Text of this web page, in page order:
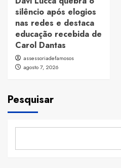
silêncio após elogios
nas redes e destaca
educação recebida de
Carol Dantas
assessoriadefamosos
agosto 7, 2026
Pesquisar